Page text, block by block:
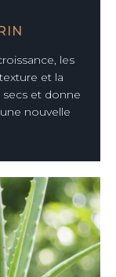
les
et la
secs et donne
nouvelle